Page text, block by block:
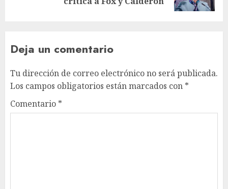
Deja un comentario
Tu dirección de correo electrónico no será publicada.
Los campos obligatorios están marcados con *
Comentario *